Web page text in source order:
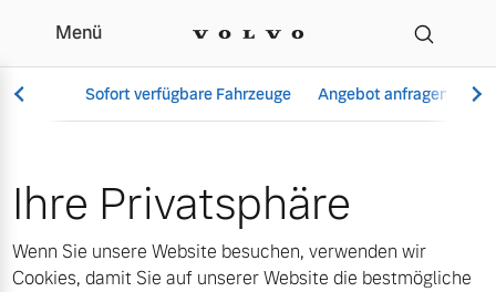
Cookies | Autohaus
Menü
Sofort verfügbare Fahrzeuge Angebot anfragen
Vollelektrisch
6 Modelle
Ihre Privatsphäre
Wenn Sie unsere Website besuchen, verwenden wir
Cookies, damit Sie auf unserer Website die bestmögliche